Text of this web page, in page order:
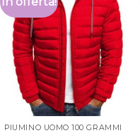
PIUMINO UOMO 100 GRAMMI